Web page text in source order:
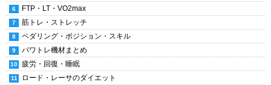
FTP・LT・VO2max
筋トレ・ストレッチ
ペダリング・ポジション・スキル
パワトレ機材まとめ
疲労・回復・睡眠
ロード・レーサのダイエット